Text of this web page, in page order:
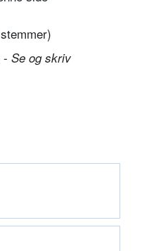
stemmer)
- Se og skriv